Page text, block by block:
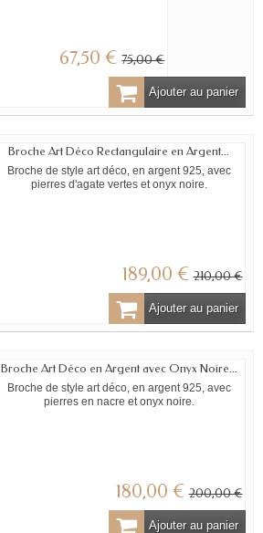
67,50 € 75,00 €
Ajouter au panier
Broche Art Déco Rectangulaire en Argent...
Broche de style art déco, en argent 925, avec
pierres d'agate vertes et onyx noire.
189,00 € 210,00 €
Ajouter au panier
Broche Art Déco en Argent avec Onyx Noire...
Broche de style art déco, en argent 925, avec
pierres en nacre et onyx noire.
180,00 € 200,00 €
Ajouter au panier